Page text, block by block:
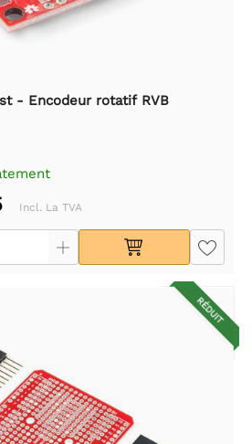
- Encodeur rotatif RVB
Incl. La TVA
RÉDUIT